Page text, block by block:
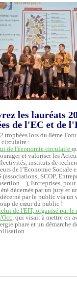
les lauréats
de l'EC et de
trophées lors du 8ème
circulaire :
de l'économie circulaire
et valoriser les
instituts de
de l’Economie Sociale
(associations, SCOP,
Entreprises,
décernés par un jury et
par le public via un
de cœur du public !
de l'EIT, organisé par le
, qui visait à mettre en
phare et un démarche